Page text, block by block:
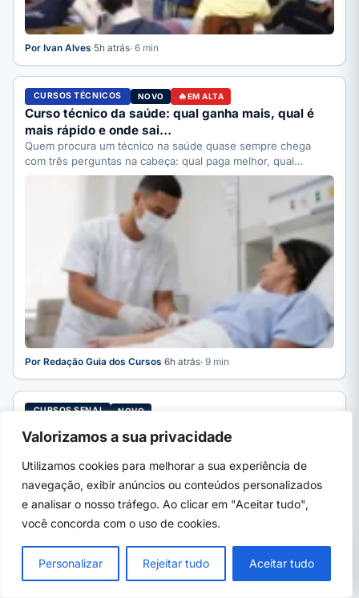
Valorizamos a sua privacidade
Utilizamos cookies para melhorar a sua experiência de
navegação, exibir anúncios ou conteúdos personalizados
e analisar o nosso tráfego. Ao clicar em "Aceitar tudo",
você concorda com o uso de cookies.
Personalizar Rejeitar tudo Aceitar tudo
Por Ivan Alves·5h atrás· 6 min
CURSOS TÉCNICOS NOVO EM ALTA
Curso técnico da saúde: qual ganha mais, qual é
mais rápido e onde sai…
Quem procura um técnico na saúde quase sempre chega
com três perguntas na cabeça: qual paga melhor, qual…
Por Redação Guia dos Cursos·6h atrás· 9 min
CURSOS SENAI NOVO
SENAI Japeri oferece curso gratuito com bolsa até
sexta (7)
SENAI Japeri (RJ) abre cursos gratuitos de pizzaiolo,
eletricista de obras, pedreiro e pintor com bolsa-auxílio de R$
…
UFPA abre 160 vagas em cursinho gratuito
para o Enem: veja como se inscrever